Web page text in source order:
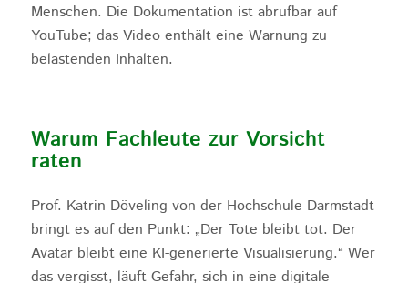
Menschen. Die Dokumentation ist abrufbar auf
YouTube; das Video enthält eine Warnung zu
belastenden Inhalten.
Warum Fachleute zur Vorsicht
raten
Prof. Katrin Döveling von der Hochschule Darmstadt
bringt es auf den Punkt: „Der Tote bleibt tot. Der
Avatar bleibt eine KI-generierte Visualisierung.“ Wer
das vergisst, läuft Gefahr, sich in eine digitale